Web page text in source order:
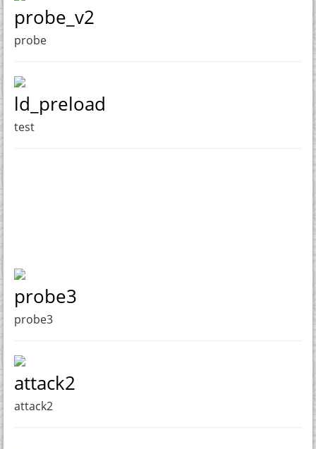
probe_v2
probe
ld_preload
test
probe3
probe3
attack2
attack2